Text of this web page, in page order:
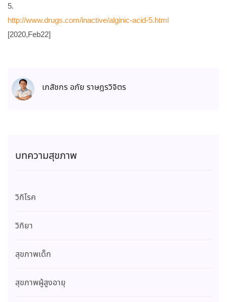
5.
http://www.drugs.com/inactive/alginic-acid-5.html
[2020,Feb22]
เภสัชกร อภัย ราษฎรวิจิตร
บทความสุขภาพ
วิกิโรค
วิกิยา
สุขภาพเด็ก
สุขภาพผู้สูงอายุ